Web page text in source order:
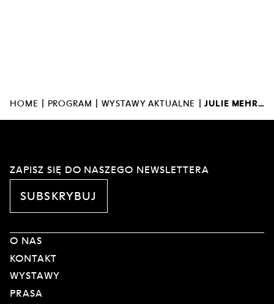
HOME | PROGRAM | WYSTAWY AKTUALNE | JULIE MEHRETU KAIROS/WARIACJE DUCHOLOGICZNE
ZAPISZ SIĘ DO NASZEGO NEWSLETTERA
SUBSKRYBUJ
O NAS
KONTAKT
WYSTAWY
PRASA